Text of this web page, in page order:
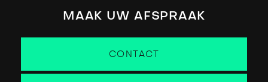
MAAK UW AFSPRAAK
CONTACT